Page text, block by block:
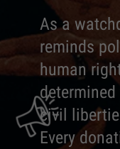
As a
reminds
human
civil
Every